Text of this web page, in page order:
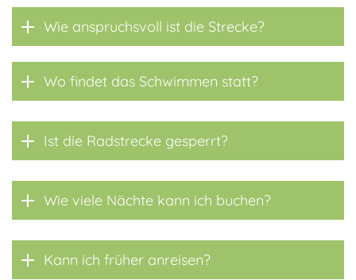
Wie anspruchsvoll ist die Strecke?
Wo findet das Schwimmen statt?
Ist die Radstrecke gesperrt?
Wie viele Nächte kann ich buchen?
Kann ich früher anreisen?